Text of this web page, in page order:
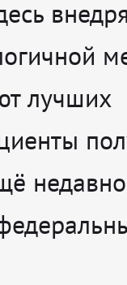
лучших